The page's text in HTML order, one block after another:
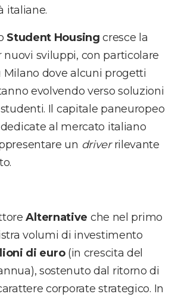
italiane.
Student Housing cresce la
sviluppi, con particolare
Milano dove alcuni progetti
evolvendo verso soluzioni
Il capitale paneuropeo
al mercato italiano
un driverrilevante
Alternative che nel primo
volumi di investimento
di euro(in crescita del
sostenuto dal ritorno di
corporate strategico. In